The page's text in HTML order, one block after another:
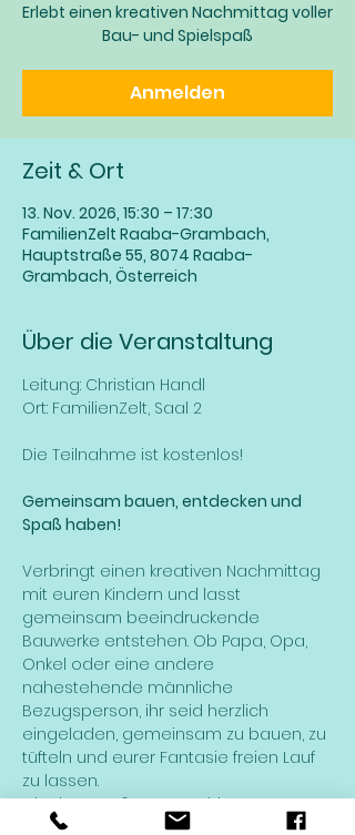
Erlebt einen kreativen Nachmittag voller
Bau- und Spielspaß
Anmelden
Zeit & Ort
13. Nov. 2026, 15:30 – 17:30
FamilienZelt Raaba-Grambach,
Hauptstraße 55, 8074 Raaba-
Grambach, Österreich
Über die Veranstaltung
Leitung: Christian Handl
Ort: FamilienZelt, Saal 2
Die Teilnahme ist kostenlos!
Gemeinsam bauen, entdecken und
Spaß haben!
Verbringt einen kreativen Nachmittag
mit euren Kindern und lasst
gemeinsam beeindruckende
Bauwerke entstehen. Ob Papa, Opa,
Onkel oder eine andere
nahestehende männliche
Bezugsperson, ihr seid herzlich
eingeladen, gemeinsam zu bauen, zu
tüfteln und eurer Fantasie freien Lauf
zu lassen.
Mit einer großen Auswahl an
Spielsteinen* sind eurer Kreativität